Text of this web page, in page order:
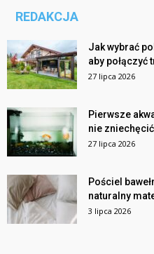
REDAKCJA
Jak wybrać
aby połączyć
27 lipca 2026
Pierwsze
nie
27 lipca 2026
Pościel
naturalny
3 lipca 2026